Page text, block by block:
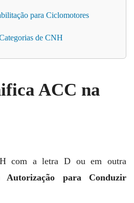
para Ciclomotores
de CNH
ACC na
com a letra D ou em outra
Autorização para Conduzir